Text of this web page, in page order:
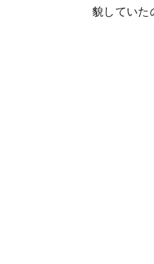
貌していた